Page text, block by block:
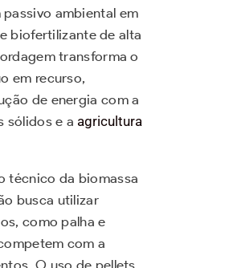
ambiental em
biofertilizante de alta
transforma o
em recurso,
de energia com a
sólidos e a agricultura
técnico da biomassa
busca utilizar
como palha e
com a
O uso de pellets